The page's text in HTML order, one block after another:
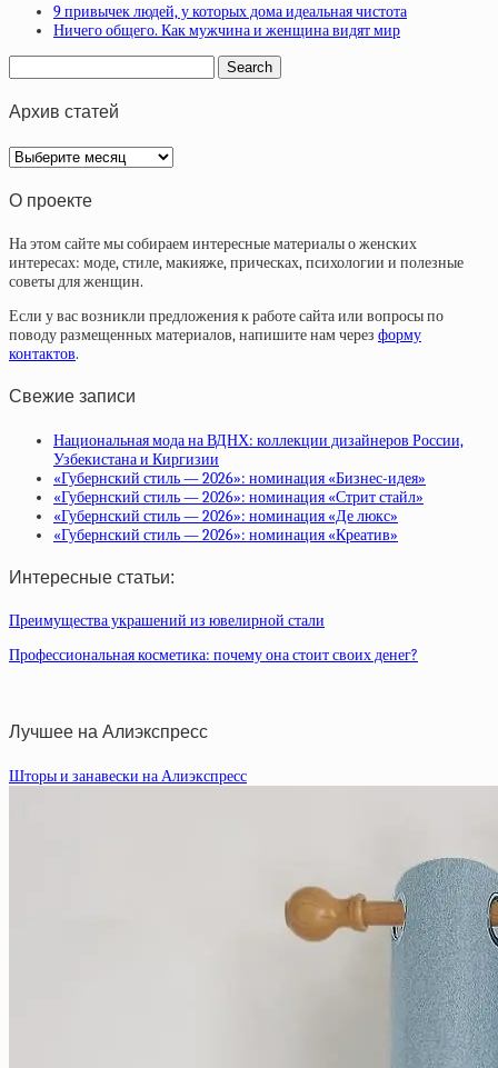
9 привычек людей, у которых дома идеальная чистота
Ничего общего. Как мужчина и женщина видят мир
Архив статей
Архив
статей
О проекте
На этом сайте мы собираем интересные материалы о женских
интересах: моде, стиле, макияже, прическах, психологии и полезные
советы для женщин.
Если у вас возникли предложения к работе сайта или вопросы по
поводу размещенных материалов, напишите нам через форму
контактов.
Свежие записи
Национальная мода на ВДНХ: коллекции дизайнеров России,
Узбекистана и Киргизии
«Губернский стиль — 2026»: номинация «Бизнес-идея»
«Губернский стиль — 2026»: номинация «Стрит стайл»
«Губернский стиль — 2026»: номинация «Де люкс»
«Губернский стиль — 2026»: номинация «Креатив»
Интересные статьи:
Преимущества украшений из ювелирной стали
Профессиональная косметика: почему она стоит своих денег?
Лучшее на Алиэкспресс
Шторы и занавески на Алиэкспресс